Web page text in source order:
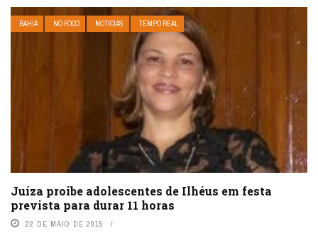
BAHIA NO FOCO NOTÍCIAS TEMPO REAL
Juíza proibe adolescentes de Ilhéus em festa
prevista para durar 11 horas
22 DE MAIO DE 2015